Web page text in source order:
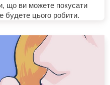
що ви можете покусати
будете цього робити.